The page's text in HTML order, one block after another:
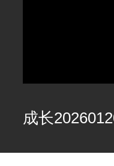
成长